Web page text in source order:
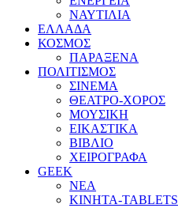
ΝΑΥΤΙΛΙΑ
ΕΛΛΑΔΑ
ΚΟΣΜΟΣ
ΠΑΡΑΞΕΝΑ
ΠΟΛΙΤΙΣΜΟΣ
ΣΙΝΕΜΑ
ΘΕΑΤΡΟ-ΧΟΡΟΣ
ΜΟΥΣΙΚΗ
ΕΙΚΑΣΤΙΚΑ
ΒΙΒΛΙΟ
ΧΕΙΡΟΓΡΑΦΑ
GEEK
ΝΕΑ
ΚΙΝΗΤΑ-TABLETS